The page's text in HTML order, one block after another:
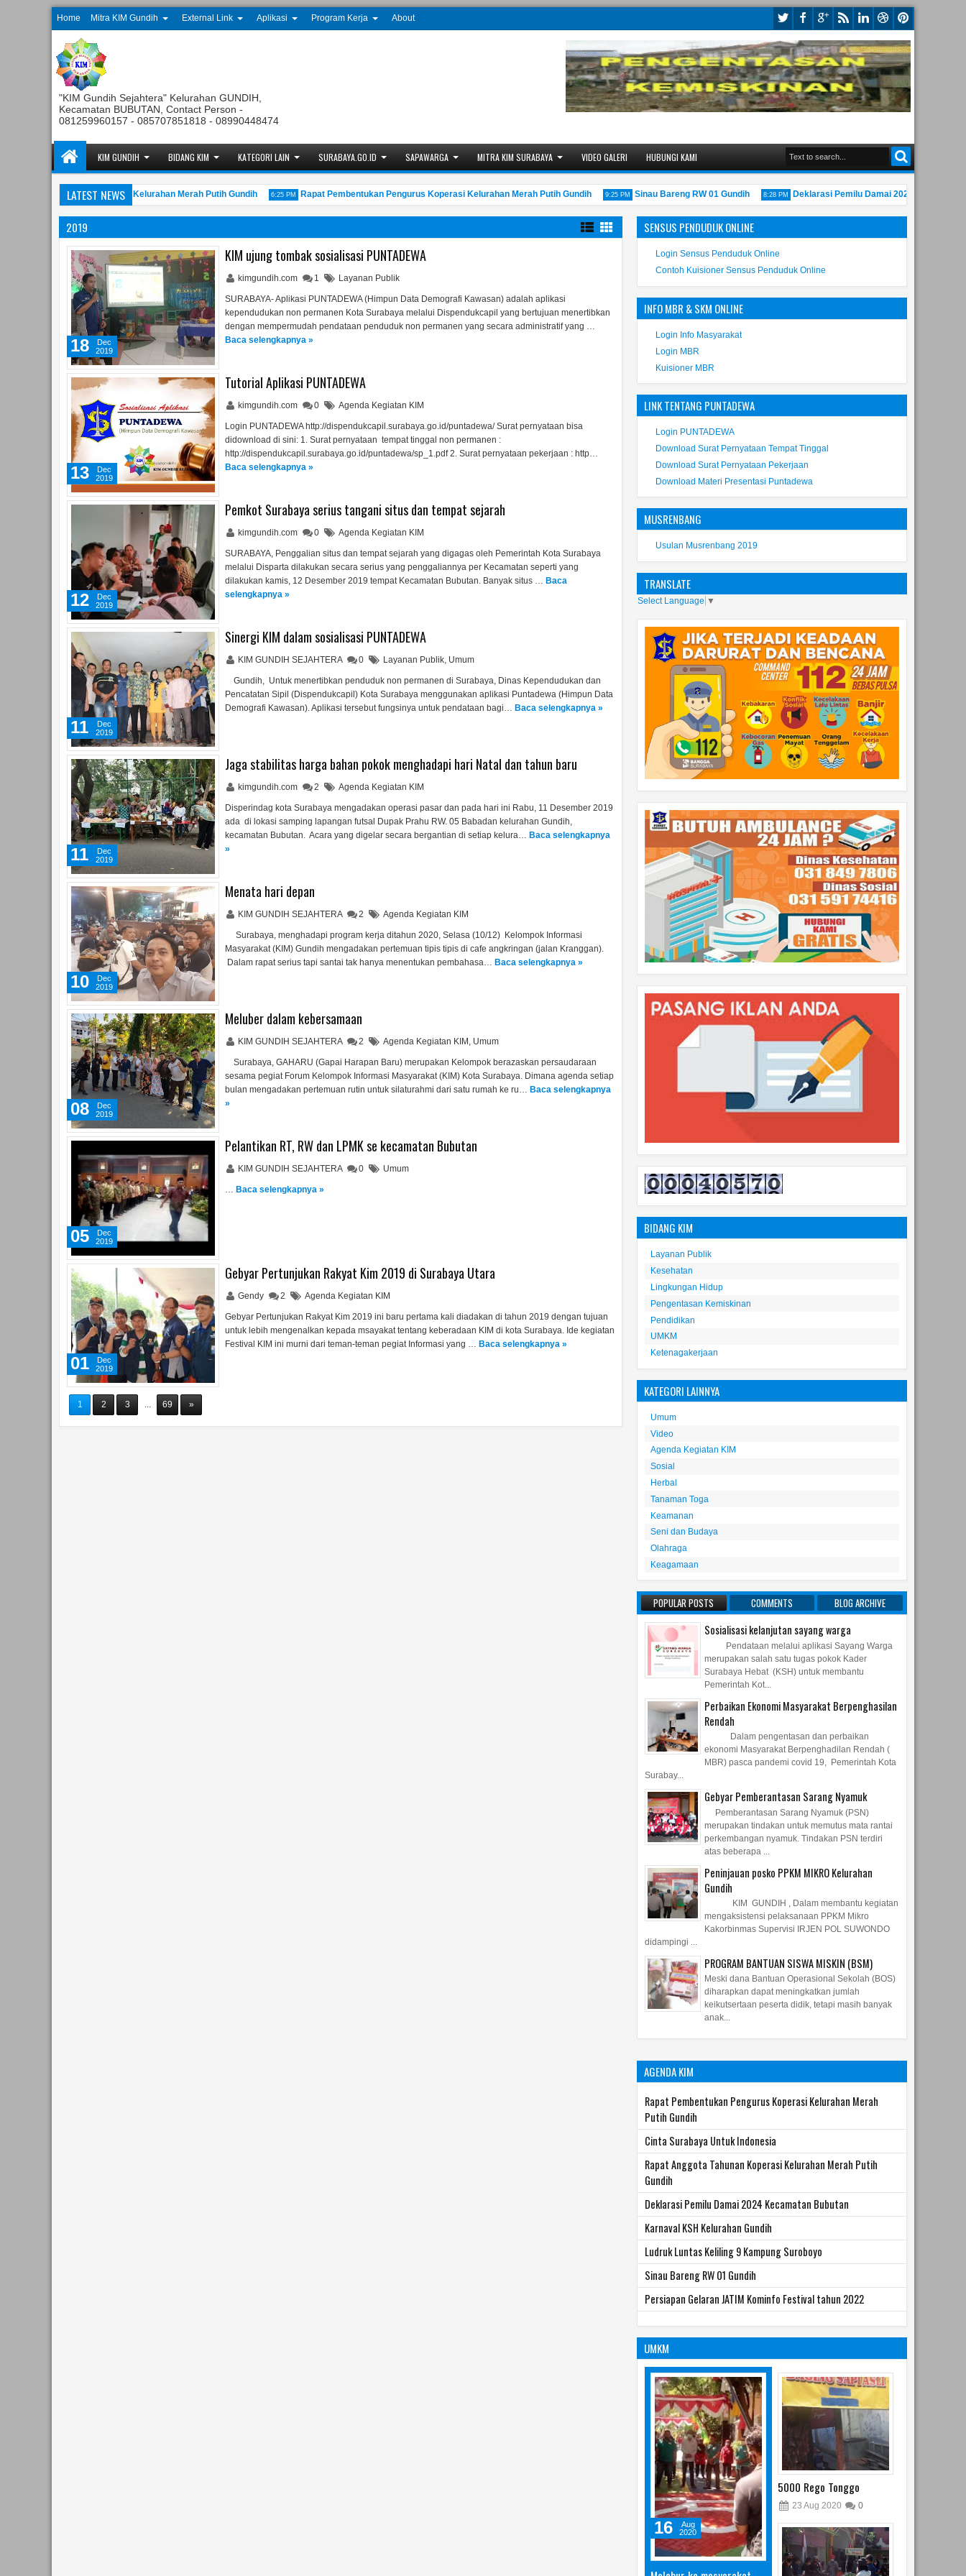
Home Mitra KIM Gundih External Link Aplikasi Program Kerja About
"KIM Gundih Sejahtera" Kelurahan GUNDIH,
Kecamatan BUBUTAN, Contact Person -
081259960157 - 085707851818 - 08990448474
KIM GUNDIH BIDANG KIM KATEGORI LAIN SURABAYA.GO.ID SAPAWARGA MITRA KIM SURABAYA VIDEO GALERI HUBUNGI KAMI
LATEST NEWS
Tahunan Koperasi Kelurahan Merah Putih Gundih 6:25 PM Rapat Pembentukan Pengurus Koperasi Kelurahan Merah Putih Gundih 9:25 PM Sinau Bareng RW 01 Gundih 8:28 PM Deklarasi Pemilu Damai 2024 Kecamatan
2019
KIM ujung tombak sosialisasi PUNTADEWA
kimgundih.com 1 Layanan Publik
SURABAYA- Aplikasi PUNTADEWA (Himpun Data Demografi Kawasan) adalah aplikasi
kependudukan non permanen Kota Surabaya melalui Dispendukcapil yang bertujuan menertibkan
dengan mempermudah pendataan penduduk non permanen yang secara administratif yang …
Baca selengkapnya »
18
Dec
2019
Tutorial Aplikasi PUNTADEWA
kimgundih.com 0 Agenda Kegiatan KIM
Login PUNTADEWA http://dispendukcapil.surabaya.go.id/puntadewa/ Surat pernyataan bisa
didownload di sini: 1. Surat pernyataan tempat tinggal non permanen :
http://dispendukcapil.surabaya.go.id/puntadewa/sp_1.pdf 2. Surat pernyataan pekerjaan : http…
Baca selengkapnya »
13
Dec
2019
Pemkot Surabaya serius tangani situs dan tempat sejarah
kimgundih.com 0 Agenda Kegiatan KIM
SURABAYA, Penggalian situs dan tempat sejarah yang digagas oleh Pemerintah Kota Surabaya
melalui Disparta dilakukan secara serius yang penggaliannya per Kecamatan seperti yang
dilakukan kamis, 12 Desember 2019 tempat Kecamatan Bubutan. Banyak situs … Baca
selengkapnya »
12
Dec
2019
Sinergi KIM dalam sosialisasi PUNTADEWA
KIM GUNDIH SEJAHTERA 0 Layanan Publik, Umum
Gundih, Untuk menertibkan penduduk non permanen di Surabaya, Dinas Kependudukan dan
Pencatatan Sipil (Dispendukcapil) Kota Surabaya menggunakan aplikasi Puntadewa (Himpun Data
Demografi Kawasan). Aplikasi tersebut fungsinya untuk pendataan bagi… Baca selengkapnya »
11
Dec
2019
Jaga stabilitas harga bahan pokok menghadapi hari Natal dan tahun baru
kimgundih.com 2 Agenda Kegiatan KIM
Disperindag kota Surabaya mengadakan operasi pasar dan pada hari ini Rabu, 11 Desember 2019
ada di lokasi samping lapangan futsal Dupak Prahu RW. 05 Babadan kelurahan Gundih,
kecamatan Bubutan. Acara yang digelar secara bergantian di setiap kelura… Baca selengkapnya
»
11
Dec
2019
Menata hari depan
KIM GUNDIH SEJAHTERA 2 Agenda Kegiatan KIM
Surabaya, menghadapi program kerja ditahun 2020, Selasa (10/12) Kelompok Informasi
Masyarakat (KIM) Gundih mengadakan pertemuan tipis tipis di cafe angkringan (jalan Kranggan).
Dalam rapat serius tapi santai tak hanya menentukan pembahasa… Baca selengkapnya »
10
Dec
2019
Meluber dalam kebersamaan
KIM GUNDIH SEJAHTERA 2 Agenda Kegiatan KIM , Umum
Surabaya, GAHARU (Gapai Harapan Baru) merupakan Kelompok berazaskan persaudaraan
sesama pegiat Forum Kelompok Informasi Masyarakat (KIM) Kota Surabaya. Dimana agenda setiap
bulan mengadakan pertemuan rutin untuk silaturahmi dari satu rumah ke ru… Baca selengkapnya
»
08
Dec
2019
Pelantikan RT, RW dan LPMK se kecamatan Bubutan
KIM GUNDIH SEJAHTERA 0 Umum
… Baca selengkapnya »
05
Dec
2019
Gebyar Pertunjukan Rakyat Kim 2019 di Surabaya Utara
Gendy 2 Agenda Kegiatan KIM
Gebyar Pertunjukan Rakyat Kim 2019 ini baru pertama kali diadakan di tahun 2019 dengan tujuan
untuk lebih mengenalkan kepada msayakat tentang keberadaan KIM di kota Surabaya. Ide kegiatan
Festival KIM ini murni dari teman-teman pegiat Informasi yang … Baca selengkapnya »
01
Dec
2019
1 2 3 ... 69 »
SENSUS PENDUDUK ONLINE
Login Sensus Penduduk Online
Contoh Kuisioner Sensus Penduduk Online
INFO MBR & SKM ONLINE
Login Info Masyarakat
Login MBR
Kuisioner MBR
LINK TENTANG PUNTADEWA
Login PUNTADEWA
Download Surat Pernyataan Tempat Tinggal
Download Surat Pernyataan Pekerjaan
Download Materi Presentasi Puntadewa
MUSRENBANG
Usulan Musrenbang 2019
TRANSLATE
Select Language ▼
BIDANG KIM
Layanan Publik
Kesehatan
Lingkungan Hidup
Pengentasan Kemiskinan
Pendidikan
UMKM
Ketenagakerjaan
KATEGORI LAINNYA
Umum
Video
Agenda Kegiatan KIM
Sosial
Herbal
Tanaman Toga
Keamanan
Seni dan Budaya
Olahraga
Keagamaan
POPULAR POSTS COMMENTS BLOG ARCHIVE
Sosialisasi kelanjutan sayang warga
Pendataan melalui aplikasi Sayang Warga
merupakan salah satu tugas pokok Kader
Surabaya Hebat (KSH) untuk membantu
Pemerintah Kot...
Perbaikan Ekonomi Masyarakat Berpenghasilan
Rendah
Dalam pengentasan dan perbaikan
ekonomi Masyarakat Berpenghadilan Rendah (
MBR) pasca pandemi covid 19, Pemerintah Kota
Surabay...
Gebyar Pemberantasan Sarang Nyamuk
Pemberantasan Sarang Nyamuk (PSN)
merupakan tindakan untuk memutus mata rantai
perkembangan nyamuk. Tindakan PSN terdiri
atas beberapa ...
Peninjauan posko PPKM MIKRO Kelurahan
Gundih
KIM GUNDIH , Dalam membantu kegiatan
mengaksistensi pelaksanaan PPKM Mikro
Kakorbinmas Supervisi IRJEN POL SUWONDO
didampingi ...
PROGRAM BANTUAN SISWA MISKIN (BSM)
Meski dana Bantuan Operasional Sekolah (BOS)
diharapkan dapat meningkatkan jumlah
keikutsertaan peserta didik, tetapi masih banyak
anak...
AGENDA KIM
Rapat Pembentukan Pengurus Koperasi Kelurahan Merah
Putih Gundih
Cinta Surabaya Untuk Indonesia
Rapat Anggota Tahunan Koperasi Kelurahan Merah Putih
Gundih
Deklarasi Pemilu Damai 2024 Kecamatan Bubutan
Karnaval KSH Kelurahan Gundih
Ludruk Luntas Keliling 9 Kampung Suroboyo
Sinau Bareng RW 01 Gundih
Persiapan Gelaran JATIM Kominfo Festival tahun 2022
UMKM
16
Aug
2020
5000 Rego Tonggo
23 Aug 2020 0